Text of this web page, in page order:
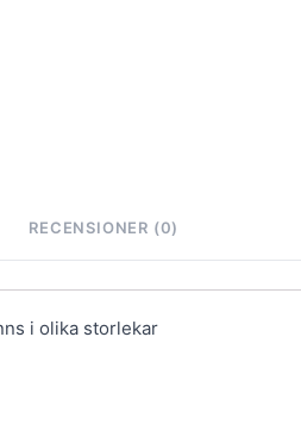
RECENSIONER (0)
i olika storlekar